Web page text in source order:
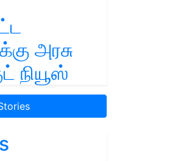
அரசு
நியூஸ்